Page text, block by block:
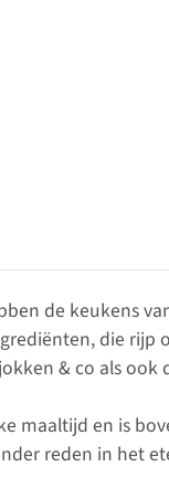
de keukens
die
& co als
maaltijd en is
reden in het